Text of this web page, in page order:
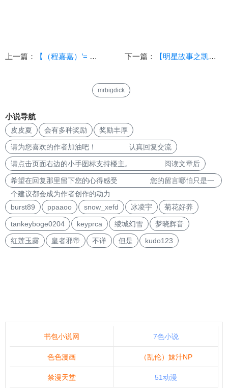
上一篇： 【（程嘉嘉）’= 猫】【第五章 婚姻】 下一篇： 【明星故事之凯丽】（乱伦不喜勿入）
mrbigdick
小说导航
皮皮夏 会有多种奖励 奖励丰厚
请为您喜欢的作者加油吧！ 认真回复交流
请点击页面右边的小手图标支持楼主。 阅读文章后
希望在回复那里留下您的心得感受 您的留言哪怕只是一
个建议都会成为作者创作的动力
burst89
ppaaoo snow_xefd 冰凌宇 菊花好养
tankeyboge0204 keyprca 绫城幻雪 梦晓辉音
红莲玉露 皇者邪帝 不详 但是 kudo123
书包小说网 7色小说
色色漫画 （乱伦）妹汁NP
禁漫天堂 51动漫